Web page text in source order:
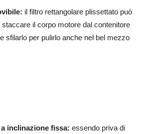
il filtro rettangolare plissettato può
il corpo motore dal contenitore
sfilarlo per pulirlo anche nel bel mezzo
inclinazione fissa: essendo priva di